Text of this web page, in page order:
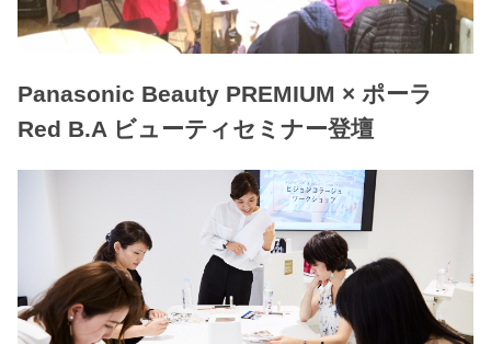
Panasonic Beauty PREMIUM × ポーラ
Red B.A ビューティセミナー登壇